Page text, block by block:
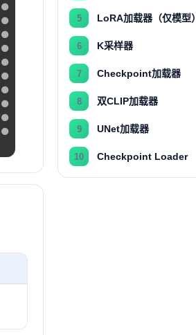
5 LoRA加载器（仅模型）
6 K采样器
7 Checkpoint加载器
8 双CLIP加载器
9 UNet加载器
10 Checkpoint Loader